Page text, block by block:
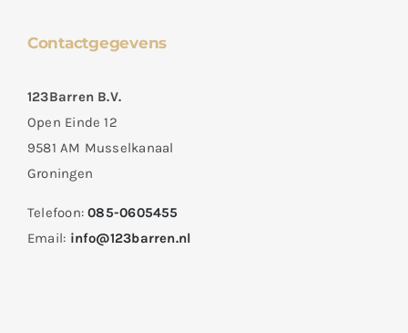
Contactgegevens
123Barren B.V.
Open Einde 12
9581 AM Musselkanaal
Groningen
Telefoon:085-0605455
Email: info@123barren.nl